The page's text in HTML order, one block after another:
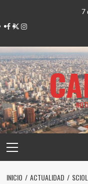
contenido
7
Facebook
TwitterInstagram
principal
INICIO ACTUALIDAD